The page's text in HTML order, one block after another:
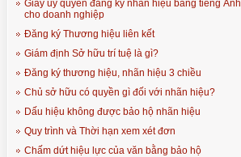
Giấy ủy quyền đăng ký nhãn hiệu bằng tiếng Anh
cho doanh nghiệp
Đăng ký Thương hiệu liên kết
Giám định Sở hữu trí tuệ là gì?
Đăng ký thương hiệu, nhãn hiệu 3 chiều
Chủ sở hữu có quyền gì đối với nhãn hiệu?
Dấu hiệu không được bảo hộ nhãn hiệu
Quy trình và Thời hạn xem xét đơn
Chấm dứt hiệu lực của văn bằng bảo hộ